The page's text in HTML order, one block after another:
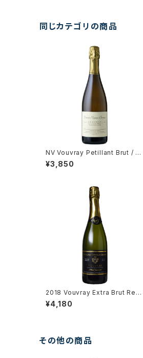
同じカテゴリの商品
NV Vouvray Petillant Brut / D
m. Vigneau-Chevreau
¥3,850
2018 Vouvray Extra Brut Res
erve / Dm. Brunet
¥4,180
その他の商品